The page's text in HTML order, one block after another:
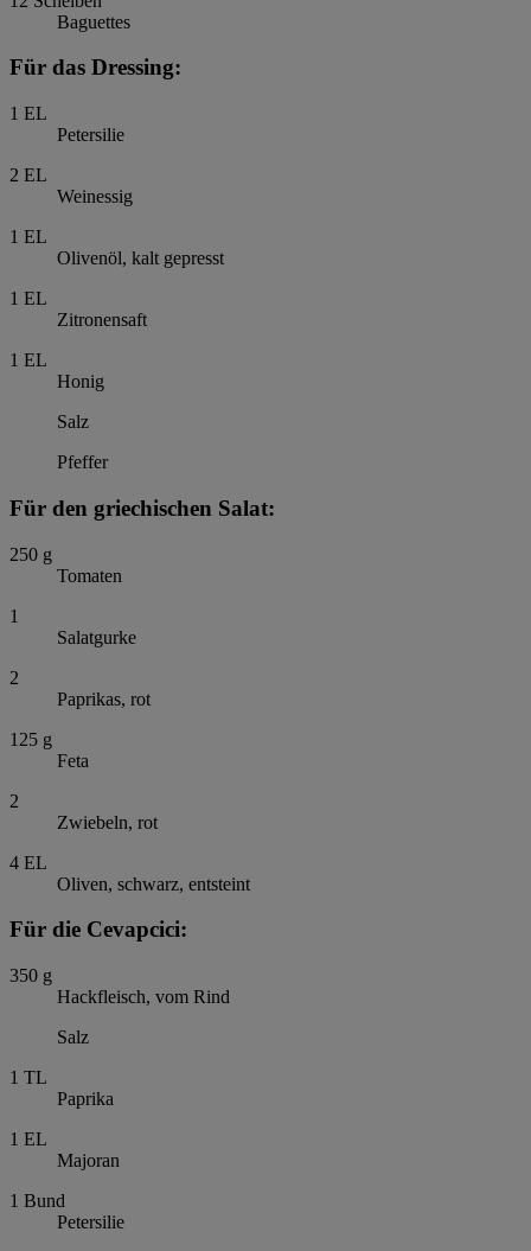
Baguettes
Für das Dressing:
1 EL
Petersilie
2 EL
Weinessig
1 EL
Olivenöl, kalt gepresst
1 EL
Zitronensaft
1 EL
Honig
Salz
Pfeffer
Für den griechischen Salat:
250 g
Tomaten
1
Salatgurke
2
Paprikas, rot
125 g
Feta
2
Zwiebeln, rot
4 EL
Oliven, schwarz, entsteint
Für die Cevapcici:
350 g
Hackfleisch, vom Rind
Salz
1 TL
Paprika
1 EL
Majoran
1 Bund
Petersilie